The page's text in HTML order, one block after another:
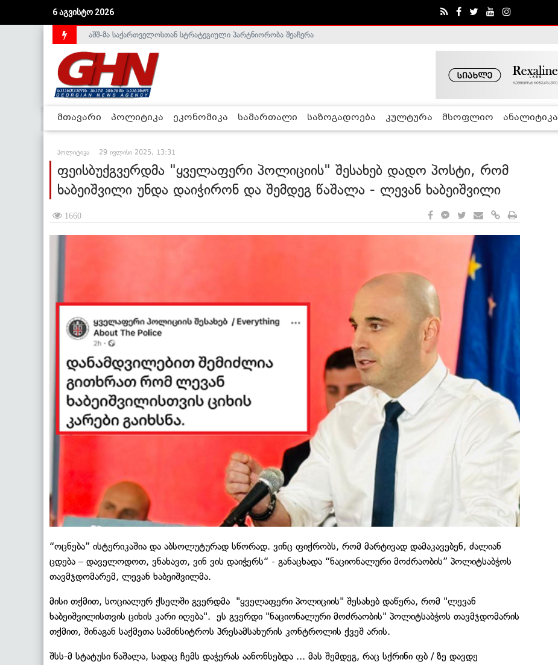
6 აგვისტო 2026
საქართველოს დე-ფაქტო მთავრობა არალეგიტიმურია - ჰელსინკის კომისია
აშშ-მა საქართველოსთან სტრატეგიული პარტნიორობა შეაჩერა
მთავარი პოლიტიკა ეკონომიკა სამართალი საზოგადოება კულტურა მსოფლიო ანალიტიკა
პოლიტიკა 29 ივლისი 2025, 13:31
ფეისბუქგვერდმა "ყველაფერი პოლიციის" შესახებ დადო პოსტი, რომ
ხაბეიშვილი უნდა დაიჭირონ და შემდეგ წაშალა - ლევან ხაბეიშვილი
1660
“ოცნება” ისტერიკაშია და აბსოლუტურად სწორად. ვინც ფიქრობს, რომ მარტივად დამაკავებენ, ძალიან
ცდება – დაველოდოთ, ვნახავთ, ვინ ვის დაიჭერს“ - განაცხადა “ნაციონალური მოძრაობის” პოლიტსაბჭოს
თავმჯდომარემ, ლევან ხაბეიშვილმა.
მისი თქმით, სოციალურ ქსელში გვერდმა "ყველაფერი პოლიციის" შესახებ დაწერა, რომ "ლევან
ხაბეიშვილისთვის ციხის კარი იღება". ეს გვერდი "ნაციონალური მოძრაობის" პოლიტსაბჭოს თავმჯდომარის
თქმით, შინაგან საქმეთა სამინსიტროს პრესამსახურის კონტროლის ქვეშ არის.
შსს-მ სტატუსი წაშალა, სადაც ჩემს დაჭერას აანონსებდა ... მას შემდეგ, რაც სქრინი ფბ / ზე დავდე